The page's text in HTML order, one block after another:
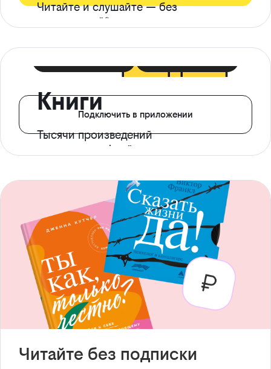
Читайте и слушайте — без
ограничений*
Книги
Тысячи произведений
с доступом офлайн
Подключить в приложении
Читайте без подписки